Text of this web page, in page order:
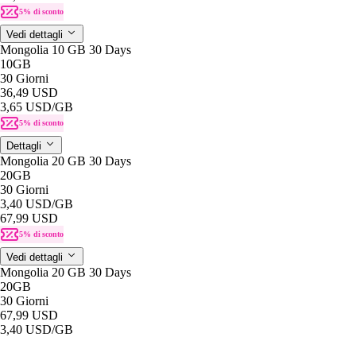
5% di sconto
Vedi dettagli
Mongolia 10 GB 30 Days
10GB
30 Giorni
36,49 USD
3,65 USD/GB
5% di sconto
Dettagli
Mongolia 20 GB 30 Days
20GB
30 Giorni
3,40 USD/GB
67,99 USD
5% di sconto
Vedi dettagli
Mongolia 20 GB 30 Days
20GB
30 Giorni
67,99 USD
3,40 USD/GB